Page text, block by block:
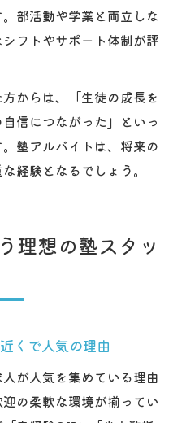
部活動や学業と両立しな
フトやサポート体制が評
からは、「生徒の成長を
信につながった」といっ
塾アルバイトは、将来の
経験となるでしょう。
理想の塾スタッ
くで人気の理由
が人気を集めている理由
の柔軟な環境が揃ってい